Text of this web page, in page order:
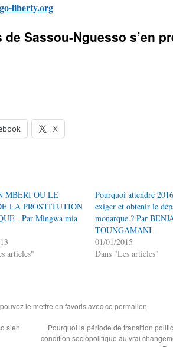
liberty.org
Sassou-Nguesso s’en
X
MBERI OU LE
LA PROSTITUTION
. Par Mingwa mia
articles"
Pourquoi attendre
exiger et obtenir le
monarque ? Par
TOUNGAMANI
01/01/2015
Dans "Les articles"
le mettre en favoris avecce permalien.
s’en
Pourquoi la période de transition
condition sociopolitique au vrai